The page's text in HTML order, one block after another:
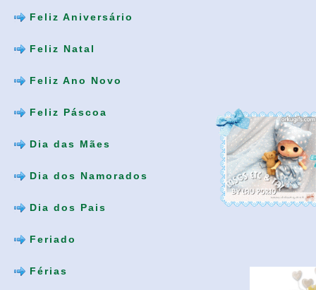
Feliz Aniversário
Feliz Natal
Feliz Ano Novo
Feliz Páscoa
Dia das Mães
Dia dos Namorados
Dia dos Pais
Feriado
Férias